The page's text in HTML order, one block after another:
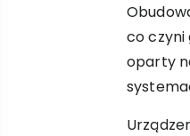
co czyni
oparty